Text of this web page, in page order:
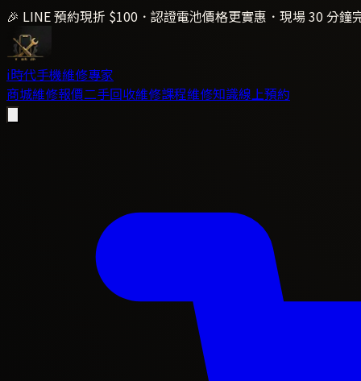
🎉 LINE 預約現折 $100．認證電池價格更實惠．現場 30 分鐘
i時代手機維修專家
商城維修報價二手回收維修課程維修知識線上預約